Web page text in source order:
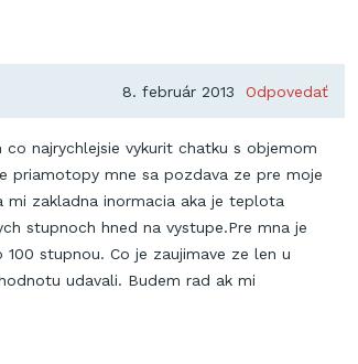
8. február 2013 Odpovedať
najrychlejsie vykurit chatku s objemom
priamotopy mne sa pozdava ze pre moje
mi zakladna inormacia aka je teplota
stupnoch hned na vystupe.Pre mna je
stupnou. Co je zaujimave ze len u
udavali. Budem rad ak mi